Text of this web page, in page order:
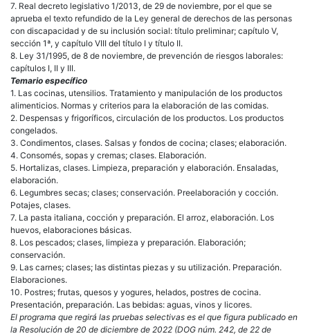
7. Real decreto legislativo 1/2013, de 29 de noviembre, por el que se
aprueba el texto refundido de la Ley general de derechos de las personas
con discapacidad y de su inclusión social: título preliminar; capítulo V,
sección 1ª, y capítulo VIII del título I y título II.
8. Ley 31/1995, de 8 de noviembre, de prevención de riesgos laborales:
capítulos I, II y III.
Temario específico
1. Las cocinas, utensilios. Tratamiento y manipulación de los productos
alimenticios. Normas y criterios para la elaboración de las comidas.
2. Despensas y frigoríficos, circulación de los productos. Los productos
congelados.
3. Condimentos, clases. Salsas y fondos de cocina; clases; elaboración.
4. Consomés, sopas y cremas; clases. Elaboración.
5. Hortalizas, clases. Limpieza, preparación y elaboración. Ensaladas,
elaboración.
6. Legumbres secas; clases; conservación. Preelaboración y cocción.
Potajes, clases.
7. La pasta italiana, cocción y preparación. El arroz, elaboración. Los
huevos, elaboraciones básicas.
8. Los pescados; clases, limpieza y preparación. Elaboración;
conservación.
9. Las carnes; clases; las distintas piezas y su utilización. Preparación.
Elaboraciones.
10. Postres; frutas, quesos y yogures, helados, postres de cocina.
Presentación, preparación. Las bebidas: aguas, vinos y licores.
El programa que regirá las pruebas selectivas es el que figura publicado en
la Resolución de 20 de diciembre de 2022 (DOG núm. 242, de 22 de